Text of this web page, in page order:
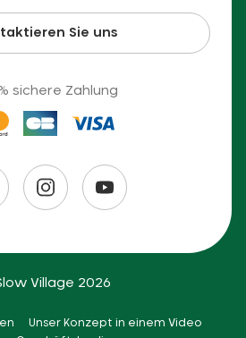
Sie uns
sichere Zahlung
Village 2026
Unser Konzept in einem Video